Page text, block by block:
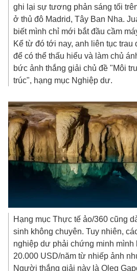
ghi lại sự tương phản sáng tối
ở thủ đô Madrid, Tây Ban Nha.
biết mình chỉ mới bắt đầu cầm
Kể từ đó tới nay, anh liên tục trau
để có thể thấu hiểu và làm chủ
bức ảnh thắng giải chủ đề "Môi
trúc", hạng mục Nghiệp dư.
Hạng mục Thực tế ảo/360 cũng
sinh không chuyên. Tuy nhiên,
nghiệp dư phải chứng minh
20.000 USD/năm từ nhiếp ảnh
Người thắng giải này là Oleg